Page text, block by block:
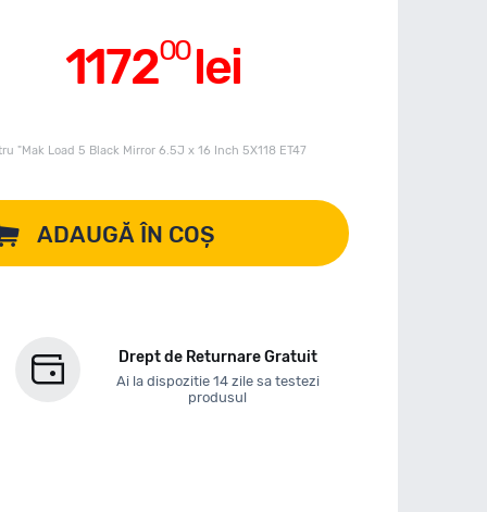
117200lei
"Mak Load 5 Black Mirror 6.5J x 16 Inch 5X118 ET47
ADAUGĂ ÎN COȘ
Drept de Returnare Gratuit
Ai la dispozitie 14 zile sa testezi
produsul